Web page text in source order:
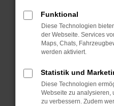
Prüfe deine
Manche
können das Laden
anderen Browser
Fenster?
Starte dein Gerät
Funktional
Diese Technologien
der Webseite. Services
Maps, Chats,
werden aktiviert.
Statistik und
Diese Technologien
Webseite zu analysieren,
zu verbessern. Zudem